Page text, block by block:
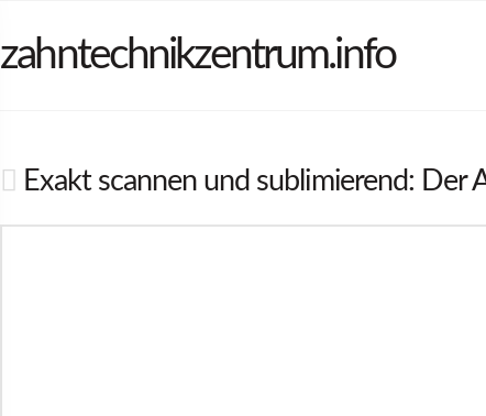
zahntechnikzentrum.info
Exakt scannen und sublimierend: Der